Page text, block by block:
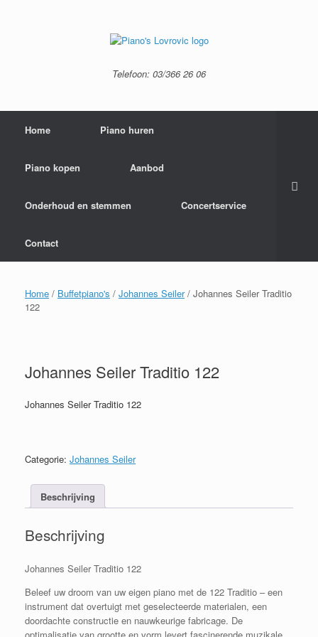
Telefoon: 03/366 26 06
Home Piano huren
Piano kopen Aanbod
Onderhoud en stemmen Concertservice
Contact
Home / Buffetpiano's / Johannes Seiler/ Johannes Seiler Traditio
122
Johannes Seiler Traditio 122
Johannes Seiler Traditio 122
Categorie: Johannes Seiler
Beschrijving
Beschrijving
Johannes Seiler Traditio 122
Beleef uw droom van uw eigen piano met de 122 Traditio – een
instrument dat overtuigt met geselecteerde materialen, een
doordachte constructie en nauwkeurige fabricage. De